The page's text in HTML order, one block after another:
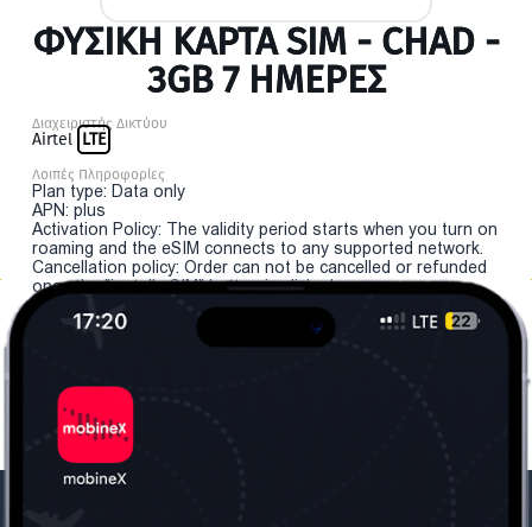
ΦΥΣΙΚΉ ΚΆΡΤΑ SIM - CHAD -
3GB 7 ΗΜΕΡΕΣ
Διαχειριστής Δικτύου
Airtel LTE
Λοιπές Πληροφορίες
Plan type: Data only
APN: plus
Activation Policy: The validity period starts when you turn on
roaming and the eSIM connects to any supported network.
Cancellation policy: Order can not be cancelled or refunded
once the "install eSIM" button is clicked.